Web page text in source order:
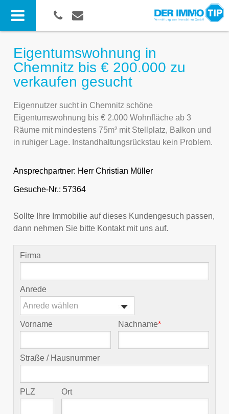
Eigentumswohnung in
Chemnitz bis € 200.000 zu
verkaufen gesucht
Eigennutzer sucht in Chemnitz schöne
Eigentumswohnung bis € 2.000 Wohnfläche ab 3
Räume mit mindestens 75m² mit Stellplatz, Balkon und
in ruhiger Lage. Instandhaltungsrückstau kein Problem.
Ansprechpartner: Herr Christian Müller
Gesuche-Nr.: 57364
Sollte Ihre Immobilie auf dieses Kundengesuch passen,
dann nehmen Sie bitte Kontakt mit uns auf.
Firma
Anrede
Anrede wählen
Vorname Nachname*
Straße / Hausnummer
PLZ Ort